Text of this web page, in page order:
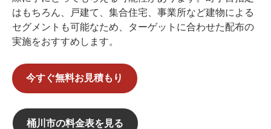
はもちろん、戸建て、集合住宅、事業所など建物による
セグメントも可能なため、ターゲットに合わせた配布の
実施をおすすめします。
今すぐ無料お見積もり
桶川市の料金表を見る